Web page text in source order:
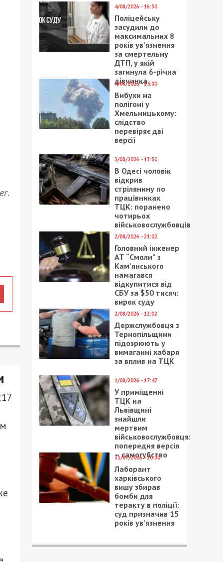
.
4/08/2026 - 16:30
Поліцейську
засудили до
максимальних 8
років ув’язнення
за смертельну
ДТП, у якій
загинула 6-річна
дівчинка
4/08/2026 - 15:00
Вибухи на
полігоні у
Хмельницькому:
слідство
перевіряє дві
версії
3/08/2026 - 13:30
В Одесі чоловік
відкрив
стрілянину по
працівниках
ТЦК: поранено
чотирьох
військовослужбовців
2/08/2026 - 21:02
Головний інженер
АТ “Смоли” з
Кам’янського
намагався
відкупитися від
СБУ за $50 тисяч:
вирок суду
2/08/2026 - 12:02
Держслужбовця з
Тернопільщини
підозрюють у
вимаганні хабаря
за вплив на ТЦК
1/08/2026 - 17:47
У приміщенні
ТЦК на
Львівщині
знайшли
мертвим
військовослужбовця:
попередня версія
– самогубство
31/07/2026 - 20:00
Лаборант
харківського
вишу збирав
бомби для
теракту в поліції:
суд призначив 15
років ув’язнення